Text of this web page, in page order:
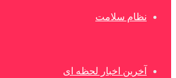
نظام سلامت
آخرین اخبار لحظه ای